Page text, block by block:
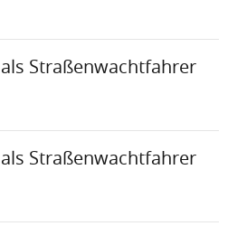
Straßenwachtfahrer
Straßenwachtfahrer